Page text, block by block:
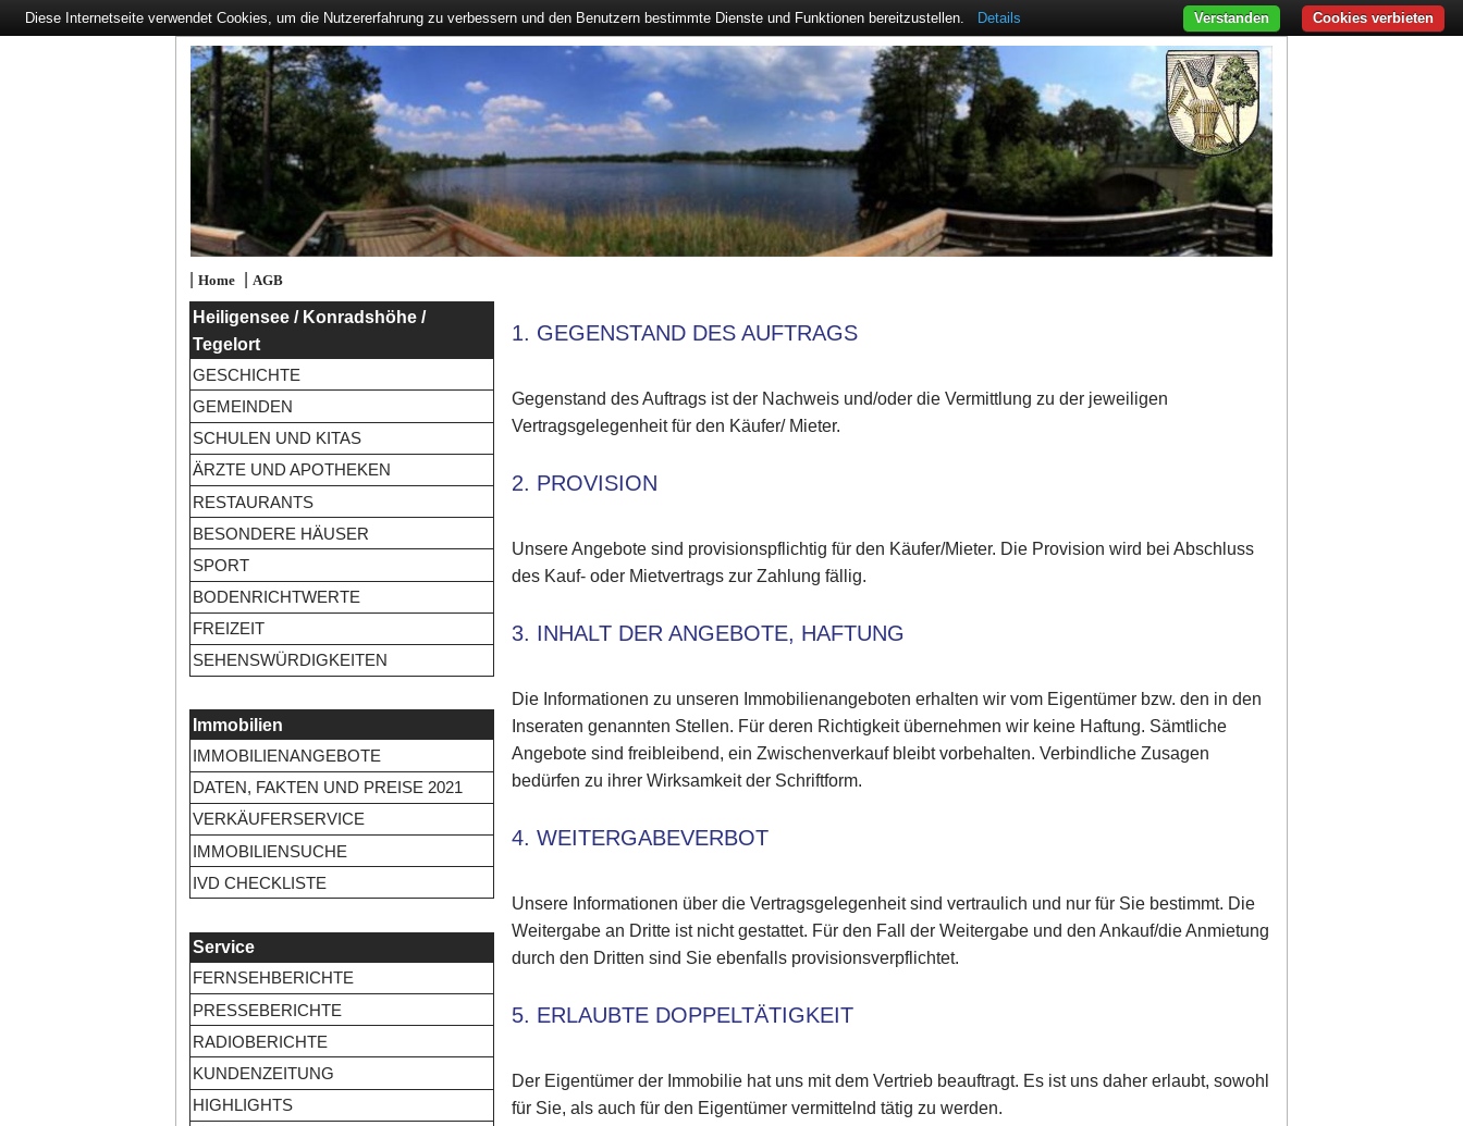
| Home| AGB
Heiligensee / Konradshöhe /
Tegelort
GESCHICHTE
GEMEINDEN
SCHULEN UND KITAS
ÄRZTE UND APOTHEKEN
RESTAURANTS
BESONDERE HÄUSER
SPORT
BODENRICHTWERTE
FREIZEIT
SEHENSWÜRDIGKEITEN
Immobilien
IMMOBILIENANGEBOTE
DATEN, FAKTEN UND PREISE 2021
VERKÄUFERSERVICE
IMMOBILIENSUCHE
IVD CHECKLISTE
Service
FERNSEHBERICHTE
PRESSEBERICHTE
RADIOBERICHTE
KUNDENZEITUNG
HIGHLIGHTS
1. GEGENSTAND DES AUFTRAGS
Gegenstand des Auftrags ist der Nachweis und/oder die Vermittlung zu der jeweiligen
Vertragsgelegenheit für den Käufer/ Mieter.
2. PROVISION
Unsere Angebote sind provisionspflichtig für den Käufer/Mieter. Die Provision wird bei Abschluss
des Kauf- oder Mietvertrags zur Zahlung fällig.
3. INHALT DER ANGEBOTE, HAFTUNG
Die Informationen zu unseren Immobilienangeboten erhalten wir vom Eigentümer bzw. den in den
Inseraten genannten Stellen. Für deren Richtigkeit übernehmen wir keine Haftung. Sämtliche
Angebote sind freibleibend, ein Zwischenverkauf bleibt vorbehalten. Verbindliche Zusagen
bedürfen zu ihrer Wirksamkeit der Schriftform.
4. WEITERGABEVERBOT
Unsere Informationen über die Vertragsgelegenheit sind vertraulich und nur für Sie bestimmt. Die
Weitergabe an Dritte ist nicht gestattet. Für den Fall der Weitergabe und den Ankauf/die Anmietung
durch den Dritten sind Sie ebenfalls provisionsverpflichtet.
5. ERLAUBTE DOPPELTÄTIGKEIT
Der Eigentümer der Immobilie hat uns mit dem Vertrieb beauftragt. Es ist uns daher erlaubt, sowohl
für Sie, als auch für den Eigentümer vermittelnd tätig zu werden.
Diese Internetseite verwendet Cookies, um die Nutzererfahrung zu verbessern und den Benutzern bestimmte Dienste und Funktionen bereitzustellen. Details Cookies verbieten
Verstanden